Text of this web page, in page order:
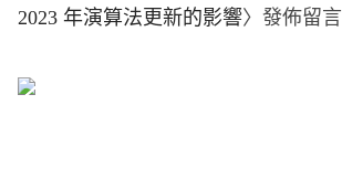
2023 年演算法更新的影響〉發佈留言